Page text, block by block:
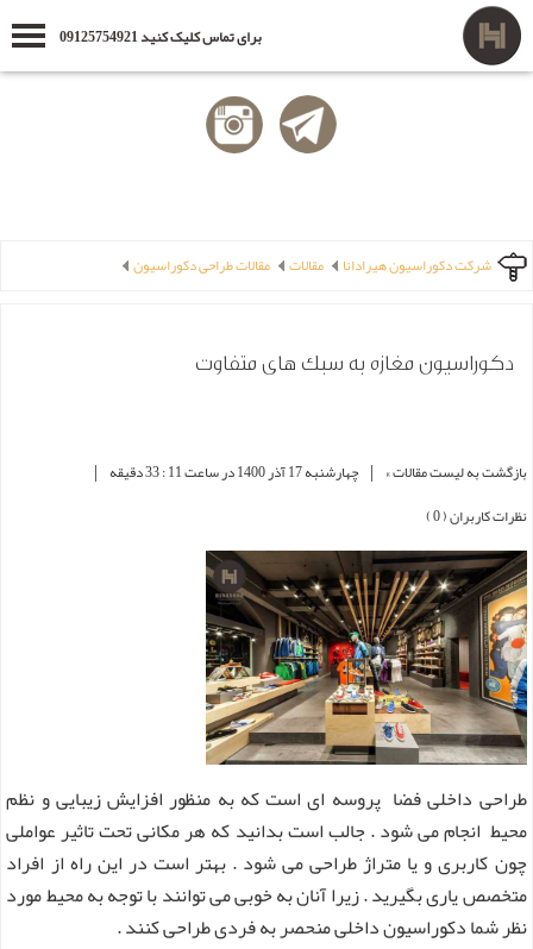
برای تماس کلیک کنید 09125754921
شرکت دکوراسیون هیرادانا مقالات مقالات طراحی دکوراسیون
دکوراسیون مغازه به سبک های متفاوت
بازگشت به لیست مقالات » | چهارشنبه 17 آذر 1400 در ساعت 11 : 33 دقیقه |
نظرات کاربران ( 0 )
طراحی داخلی فضا پروسه ای است که به منظور افزایش زیبایی و نظم
محیط انجام می شود . جالب است بدانید که هر مکانی تحت تاثیر عواملی
چون کاربری و یا متراژ طراحی می شود . بهتر است در این راه از افراد
متخصص یاری بگیرید . زیرا آنان به خوبی می توانند با توجه به محیط مورد
نظر شما دکوراسیون داخلی منحصر به فردی طراحی کنند .